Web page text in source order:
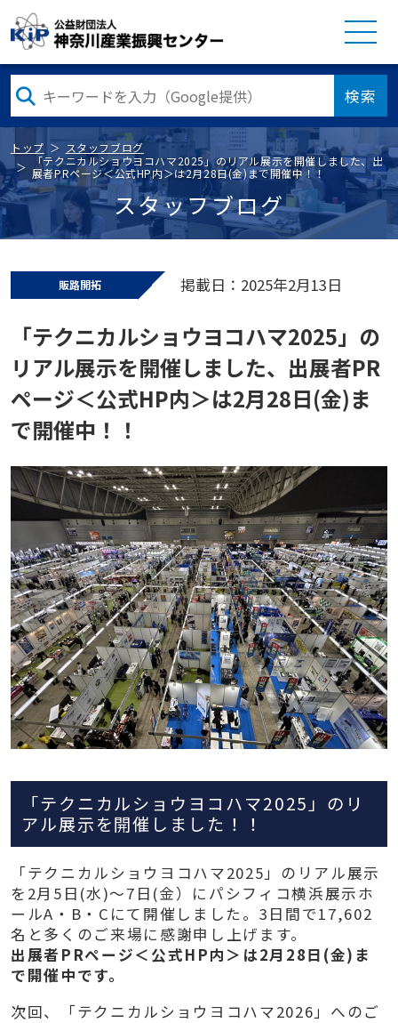
検索
トップ
スタッフブログ
「テクニカルショウヨコハマ2025」のリアル展示を開催しました、出
展者PRページ＜公式HP内＞は2月28日(金)まで開催中！！
スタッフブログ
販路開拓 掲載日：2025年2月13日
「テクニカルショウヨコハマ2025」の
リアル展示を開催しました、出展者PR
ページ＜公式HP内＞は2月28日(金)ま
で開催中！！
「テクニカルショウヨコハマ2025」のリ
アル展示を開催しました！！
「テクニカルショウヨコハマ2025」のリアル展示
を2月5日(水)～7日(金）にパシフィコ横浜展示ホ
ールA・B・Cにて開催しました。3⽇間で17,602
名と多くのご来場に感謝申し上げます。
出展者PRページ＜公式HP内＞は2月28日(金)ま
で開催中です。
次回、「テクニカルショウヨコハマ2026」へのご